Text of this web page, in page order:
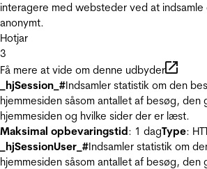
interagere med websteder ved at
anonymt.
Hotjar
3
Få mere at vide om denne udbyder
_hjSession_#Indsamler statistik om den
hjemmesiden såsom antallet af besøg, den
hjemmesiden og hvilke sider der er læst.
Maksimal opbevaringstid: 1 dagType:
_hjSessionUser_#Indsamler statistik om
hjemmesiden såsom antallet af besøg, den